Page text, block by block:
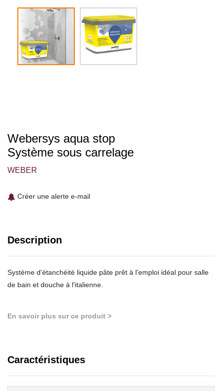
Webersys aqua stop
Système sous carrelage
WEBER
Créer une alerte e-mail
Description
Système d'étanchéité liquide pâte prêt à l'emploi idéal pour salle
de bain et douche à l'italienne.
En savoir plus sur ce produit >
Caractéristiques